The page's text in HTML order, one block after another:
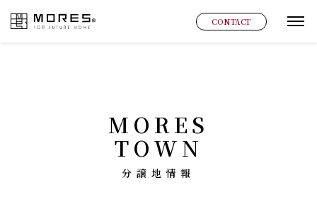
MORES CONTACT グ
MORES
TOWN
分譲地情報